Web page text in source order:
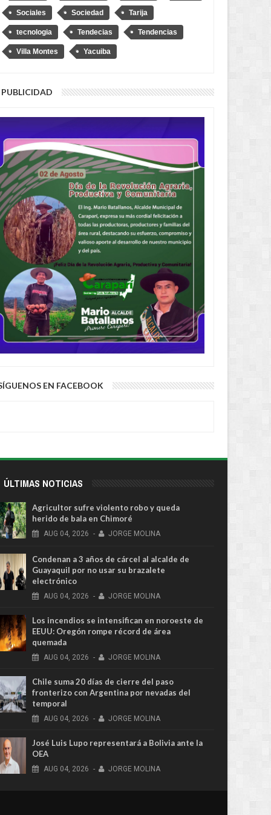
Sociales Sociedad Tarija
tecnologia Tendecias Tendencias
Villa Montes Yacuiba
PUBLICIDAD
EN FACEBOOK
ÚLTIMAS NOTICIAS
Agricultor sufre violento robo y queda
herido de bala en Chimoré
AUG 04, 2026 - JORGE MOLINA
Condenan a 3 años de cárcel al alcalde de
Guayaquil por no usar su brazalete
electrónico
AUG 04, 2026 - JORGE MOLINA
Los incendios se intensifican en noroeste de
EEUU: Oregón rompe récord de área
quemada
AUG 04, 2026 - JORGE MOLINA
Chile suma 20 días de cierre del paso
fronterizo con Argentina por nevadas del
temporal
AUG 04, 2026 - JORGE MOLINA
José Luis Lupo representará a Bolivia ante la
OEA
AUG 04, 2026 - JORGE MOLINA